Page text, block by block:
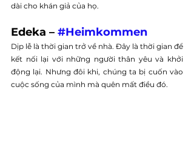
dài cho khán giả của họ.
Edeka – #Heimkommen
Dịp lễ là thời gian trở về nhà. Đây là thời gian để
kết nối lại với những người thân yêu và khởi
động lại. Nhưng đôi khi, chúng ta bị cuốn vào
cuộc sống của mình mà quên mất điều đó.